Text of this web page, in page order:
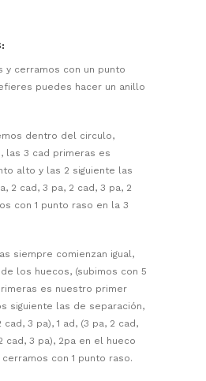
y cerramos con un punto
puedes hacer un anillo
dentro del circulo,
las 3 cad primeras es
alto y las 2 siguiente las
2 cad, 3 pa, 2 cad, 3 pa, 2
con 1 punto raso en la 3
siempre comienzan igual,
los huecos, (subimos con 5
es nuestro primer
siguiente las de separación,
cad, 3 pa), 1 ad, (3 pa, 2 cad,
cad, 3 pa), 2pa en el hueco
con 1 punto raso.